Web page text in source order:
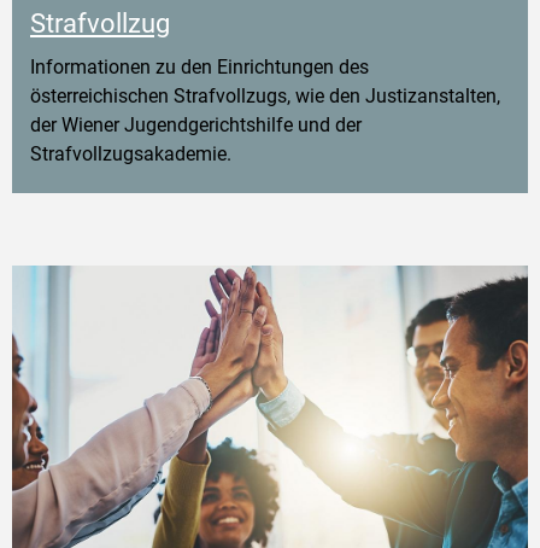
Strafvollzug
Informationen zu den Einrichtungen des
österreichischen Strafvollzugs, wie den Justizanstalten,
der Wiener Jugendgerichtshilfe und der
Strafvollzugsakademie.